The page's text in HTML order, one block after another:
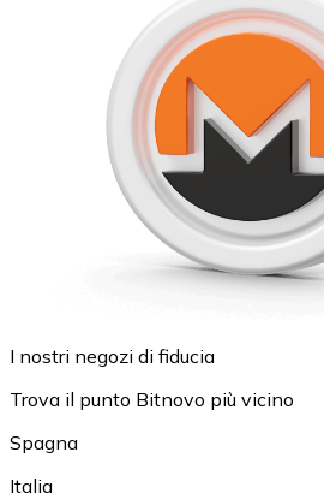
I nostri negozi di fiducia
Trova il punto Bitnovo più vicino
Spagna
Italia